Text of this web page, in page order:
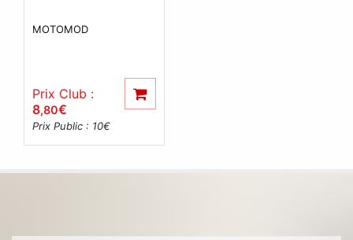
MOTOMOD
Prix Club :
8,80€
Prix Public : 10€